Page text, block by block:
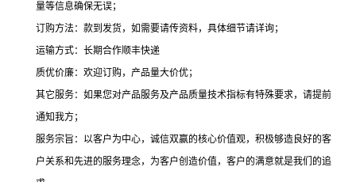
量等信息确保无误；
订购方法：款到发货，如需要请传资料，具体细节请详询；
运输方式：长期合作顺丰快递
质优价廉：欢迎订购，产品量大价优；
其它服务：如果您对产品服务及产品质量技术指标有特殊要求，请提前
通知我方；
服务宗旨：以客户为中心，诚信双赢的核心价值观，积极够造良好的客
户关系和先进的服务理念，为客户创造价值，客户的满意就是我们的追